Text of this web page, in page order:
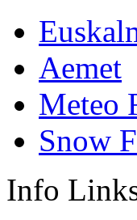
Aemet
Meteo
Snow
Info